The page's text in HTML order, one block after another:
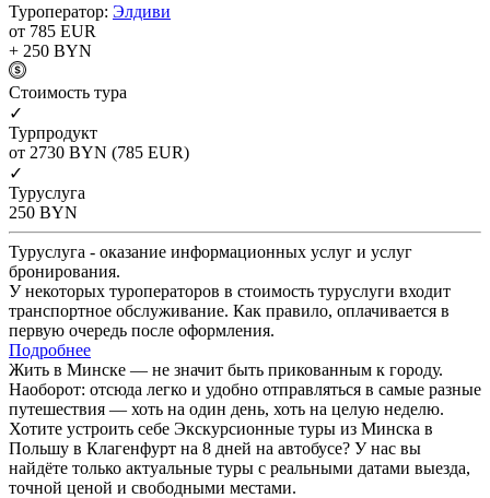
Туроператор: Элдиви
от 785 EUR
+ 250 BYN
Cтоимость тура
✓
Турпродукт
от 2730 BYN (785 EUR)
✓
Туруслуга
250 BYN
Туруслуга - оказание информационных услуг и услуг
бронирования.
У некоторых туроператоров в стоимость туруслуги входит
транспортное обслуживание. Как правило, оплачивается в
первую очередь после оформления.
Подробнее
Жить в Минске — не значит быть прикованным к городу.
Наоборот: отсюда легко и удобно отправляться в самые разные
путешествия — хоть на один день, хоть на целую неделю.
Хотите устроить себе Экскурсионные туры из Минска в
Польшу в Клагенфурт на 8 дней на автобусе? У нас вы
найдёте только актуальные туры с реальными датами выезда,
точной ценой и свободными местами.